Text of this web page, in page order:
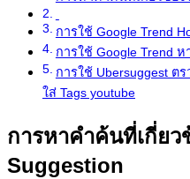
การใช้ Google Trend
การใช้ Google Trend
การใช้ Ubersuggest
ใส่ Tags youtube
การหาคำค้นที่เกี่ยว
Suggestion